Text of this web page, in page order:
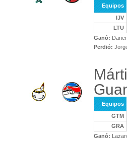
Equipos
IJV
LTU
Ganó:
Perdió:
Equipos
GTM
GRA
Ganó: